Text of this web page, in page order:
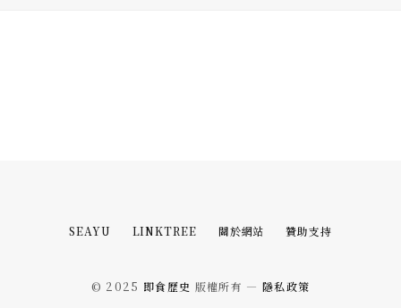
SEAYU LINKTREE 關於網站 贊助支持
© 2025 即食歷史 版權所有 — 隱私政策